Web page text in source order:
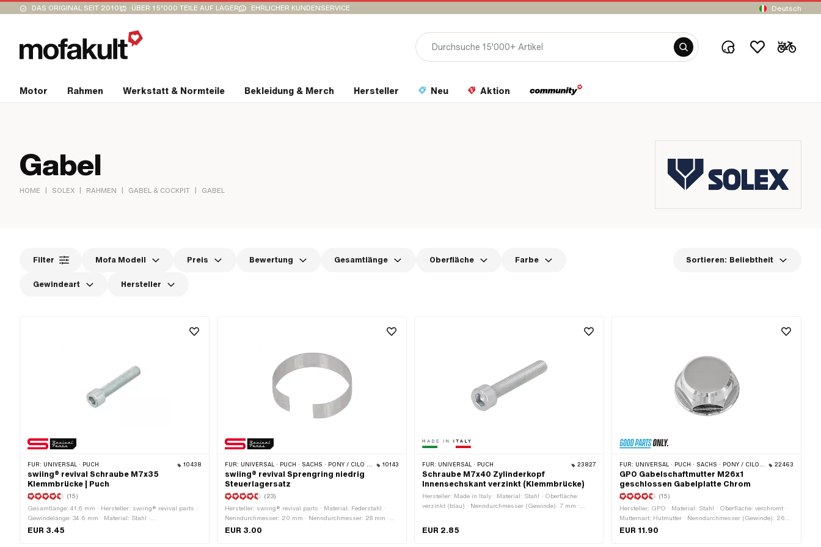
DAS ORIGINAL SEIT 2010 ÜBER 15’000 TEILE AUF LAGER EHRLICHER KUNDENSERVICE Deutsch
Motor Rahmen Werkstatt & Normteile Bekleidung & Merch Hersteller Neu Aktion
Gabel
HOME | SOLEX | RAHMEN | GABEL & COCKPIT | GABEL
Filter Mofa Modell Preis Bewertung Gesamtlänge Oberfläche Farbe
Gewindeart Hersteller
Sortieren: Beliebtheit
FÜR: UNIVERSAL · PUCH 10438
swiing® revival Schraube M7x35
Klemmbrücke | Puch
(15)
Gesamtlänge: 41.6 mm · Hersteller: swiing® revival parts ·
Gewindelänge: 34.6 mm · Material: Stahl ·
Anwendungsbereich: Standard · Nenndurchmesser
EUR 3.45
FÜR: UNIVERSAL · PUCH · SACHS · PONY / CILO (BETA 521 & 512) · PIAGGIO · ZÜNDAPP BELMONDO · TOMOS 10143
swiing® revival Sprengring niedrig
Steuerlagersatz
(23)
Hersteller: swiing® revival parts · Material: Federstahl ·
Nenndurchmesser: 20 mm · Nenndurchmesser: 28 mm ·
Dicke: 0.6 mm · Höhe: 7 mm · Puch OEM-Nr.:
EUR 3.00
FÜR: UNIVERSAL · PUCH 23827
Schraube M7x40 Zylinderkopf
Innensechskant verzinkt (Klemmbrücke)
Hersteller: Made in Italy · Material: Stahl · Oberfläche:
verzinkt (blau) · Nenndurchmesser (Gewinde): 7 mm ·
Schlüsselweite: 6 mm · Gewindeart: M7x1
EUR 2.85
FÜR: UNIVERSAL · PUCH · SACHS · PONY / CILO (BETA 521 & 512) · ZÜNDAPP BELMONDO · TOMOS 22463
GPO Gabelschaftmutter M26x1
geschlossen Gabelplatte Chrom
(15)
Hersteller: GPO · Material: Stahl · Oberfläche: verchromt ·
Mutternart: Hutmutter · Nenndurchmesser (Gewinde): 26
mm · Ø aussen: 28.9 mm · Ø aussen: 36.4 mm · Höhe: 13.8
EUR 11.90